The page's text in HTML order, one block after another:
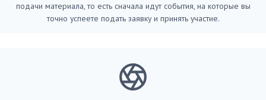
подачи материала, то есть сначала идут события, на которые вы
точно успеете подать заявку и принять участие.